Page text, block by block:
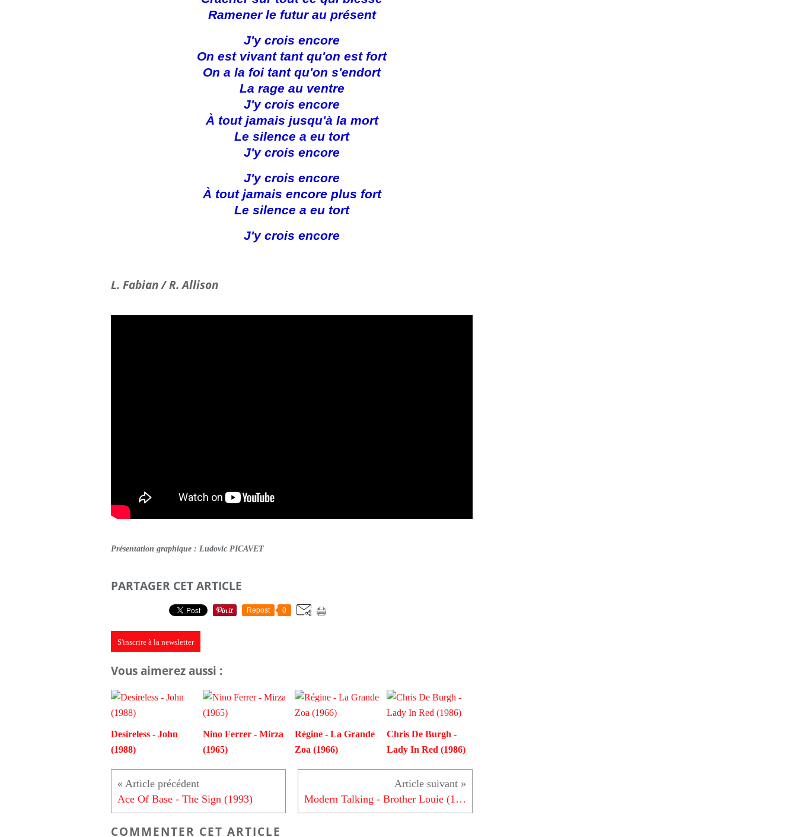
Ramener le futur au présent
J'y crois encore
On est vivant tant qu'on est fort
On a la foi tant qu'on s'endort
La rage au ventre
J'y crois encore
À tout jamais jusqu'à la mort
Le silence a eu tort
J'y crois encore
J'y crois encore
À tout jamais encore plus fort
Le silence a eu tort
J'y crois encore
L. Fabian / R. Allison
Présentation graphique : Ludovic PICAVET
PARTAGER CET ARTICLE
Repost 0
S'inscrire à la newsletter
Vous aimerez aussi :
Desireless - John
(1988)
Nino Ferrer - Mirza
(1965)
Régine - La Grande
Zoa (1966)
Chris De Burgh -
Lady In Red (1986)
Ace Of Base - The Sign (1993) Modern Talking - Brother Louie (1986)
COMMENTER CET ARTICLE